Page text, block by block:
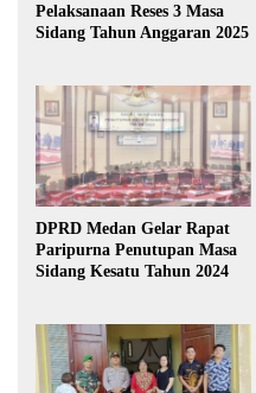
Pelaksanaan Reses 3 Masa
Sidang Tahun Anggaran 2025
DPRD Medan Gelar Rapat
Paripurna Penutupan Masa
Sidang Kesatu Tahun 2024